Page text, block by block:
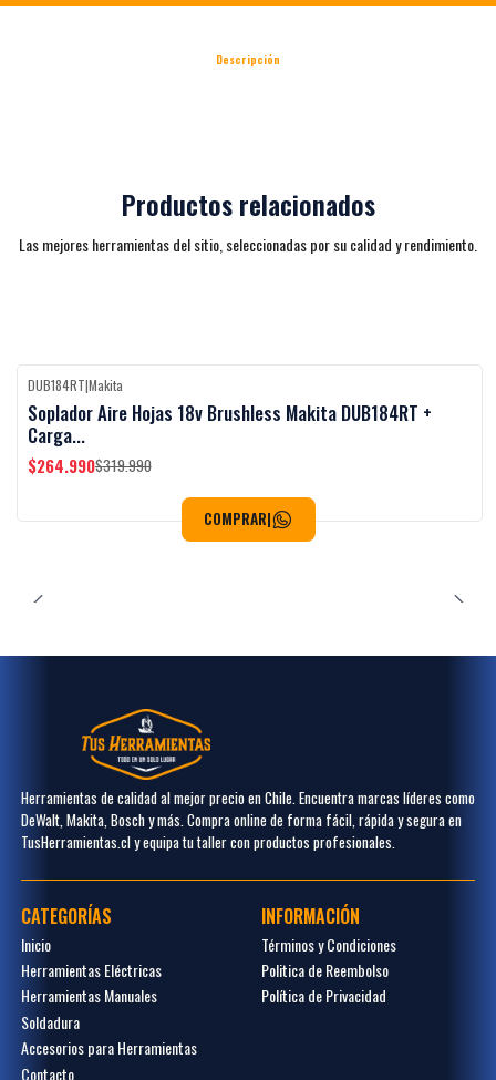
Descripción
Productos relacionados
Las mejores herramientas del sitio, seleccionadas por su calidad y rendimiento.
-17%OFF
DUB184RT|Makita
Soplador Aire Hojas 18v Brushless Makita DUB184RT +
Carga...
$264.990$319.990
COMPRAR|
Herramientas de calidad al mejor precio en Chile. Encuentra marcas líderes como
DeWalt, Makita, Bosch y más. Compra online de forma fácil, rápida y segura en
TusHerramientas.cl y equipa tu taller con productos profesionales.
CATEGORÍAS
Inicio
Herramientas Eléctricas
Herramientas Manuales
Soldadura
Accesorios para Herramientas
Contacto
INFORMACIÓN
Términos y Condiciones
Politica de Reembolso
Política de Privacidad